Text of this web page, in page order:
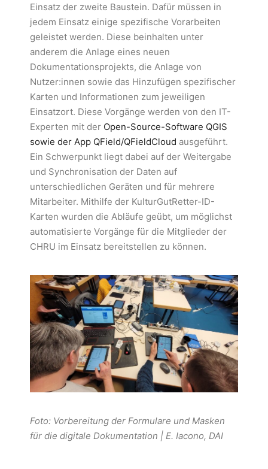
Einsatz der zweite Baustein. Dafür müssen in
jedem Einsatz einige spezifische Vorarbeiten
geleistet werden. Diese beinhalten unter
anderem die Anlage eines neuen
Dokumentationsprojekts, die Anlage von
Nutzer:innen sowie das Hinzufügen spezifischer
Karten und Informationen zum jeweiligen
Einsatzort. Diese Vorgänge werden von den IT-
Experten mit der Open-Source-Software QGIS
sowie der App QField/QFieldCloud ausgeführt.
Ein Schwerpunkt liegt dabei auf der Weitergabe
und Synchronisation der Daten auf
unterschiedlichen Geräten und für mehrere
Mitarbeiter. Mithilfe der KulturGutRetter-ID-
Karten wurden die Abläufe geübt, um möglichst
automatisierte Vorgänge für die Mitglieder der
CHRU im Einsatz bereitstellen zu können.
Foto: Vorbereitung der Formulare und Masken
für die digitale Dokumentation | E. Iacono, DAI